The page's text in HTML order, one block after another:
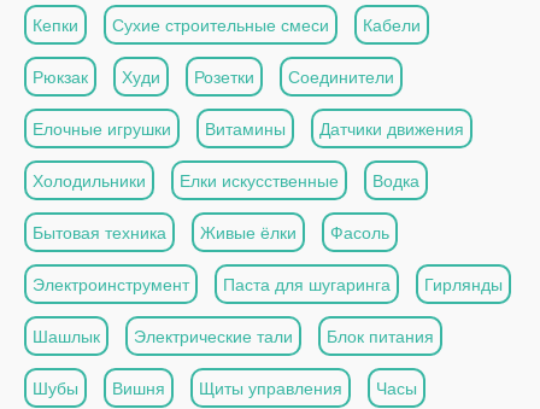
Кепки Сухие строительные смеси Кабели
Рюкзак Худи Розетки Соединители
Елочные игрушки Витамины Датчики движения
Холодильники Елки искусственные Водка
Бытовая техника Живые ёлки Фасоль
Электроинструмент Паста для шугаринга Гирлянды
Шашлык Электрические тали Блок питания
Шубы Вишня Щиты управления Часы